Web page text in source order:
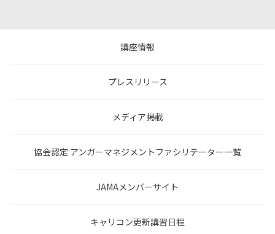
講座情報
プレスリリース
メディア掲載
協会認定 アンガーマネジメントファシリテーター一覧
JAMAメンバーサイト
キャリコン更新講習日程